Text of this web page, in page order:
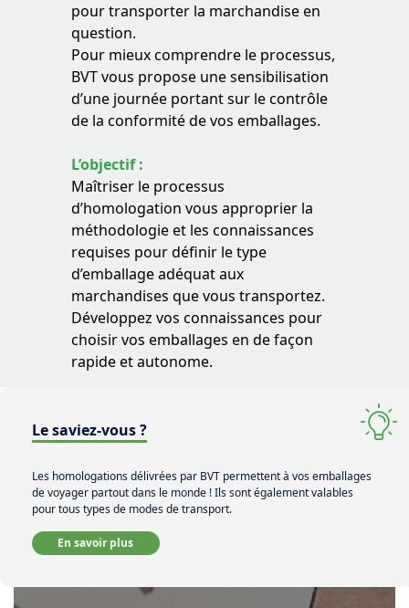
pour transporter la marchandise en
question.
Pour mieux comprendre le processus,
BVT vous propose une sensibilisation
d’une journée portant sur le contrôle
de la conformité de vos emballages.
L’objectif :
Maîtriser le processus
d’homologation vous approprier la
méthodologie et les connaissances
requises pour définir le type
d’emballage adéquat aux
marchandises que vous transportez.
Développez vos connaissances pour
choisir vos emballages en de façon
rapide et autonome.
Le saviez-vous ?
Les homologations délivrées par BVT permettent à vos emballages
de voyager partout dans le monde ! Ils sont également valables
pour tous types de modes de transport.
En savoir plus